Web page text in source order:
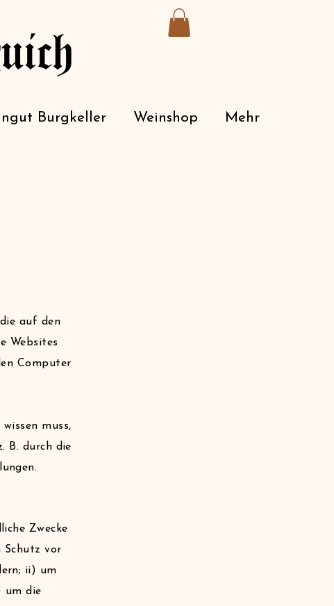
Burgkeller Weinshop Mehr
auf den
Websites
Computer
muss,
B. durch die
Zwecke
Schutz vor
ii) um
um die